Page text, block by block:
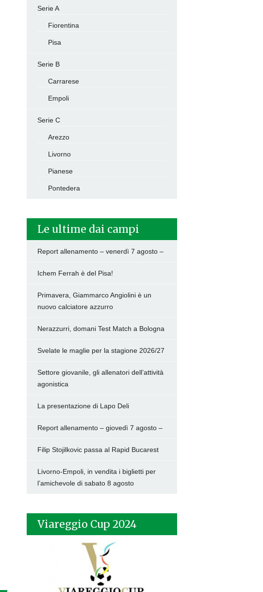
Serie A
Fiorentina
Pisa
Serie B
Carrarese
Empoli
Serie C
Arezzo
Livorno
Pianese
Pontedera
Le ultime dai campi
Report allenamento – venerdì 7 agosto –
Ichem Ferrah è del Pisa!
Primavera, Giammarco Angiolini è un
nuovo calciatore azzurro
Nerazzurri, domani Test Match a Bologna
Svelate le maglie per la stagione 2026/27
Settore giovanile, gli allenatori dell’attività
agonistica
La presentazione di Lapo Deli
Report allenamento – giovedì 7 agosto –
Filip Stojilkovic passa al Rapid Bucarest
Livorno-Empoli, in vendita i biglietti per
l’amichevole di sabato 8 agosto
Viareggio Cup 2024